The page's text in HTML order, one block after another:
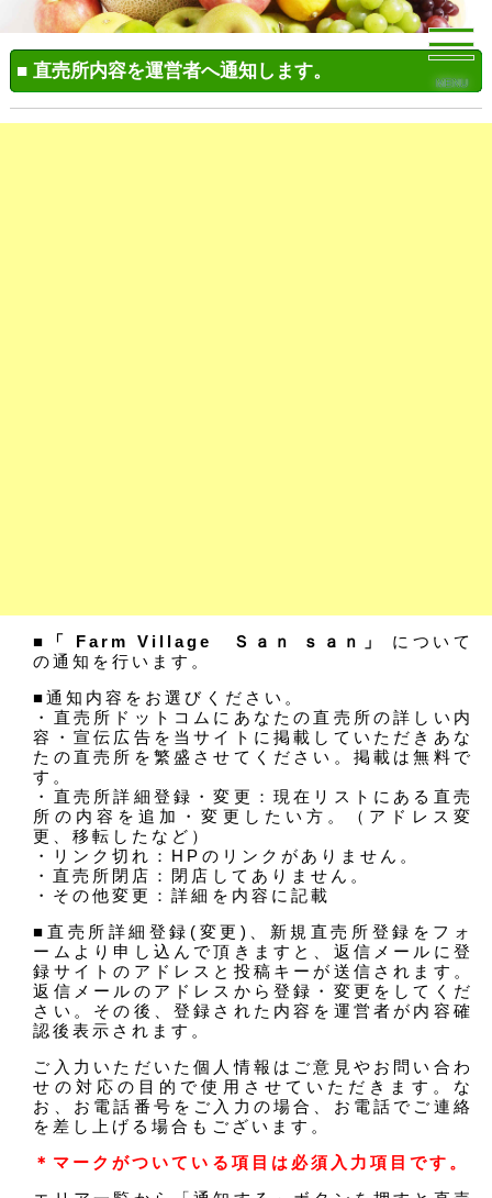
MENU
■ 直売所内容を運営者へ通知します。
■「 Farm Village Ｓａｎ ｓａｎ」 について
の通知を行います。
■通知内容をお選びください。
・直売所ドットコムにあなたの直売所の詳しい内
容・宣伝広告を当サイトに掲載していただきあな
たの直売所を繁盛させてください。掲載は無料で
す。
・直売所詳細登録・変更：現在リストにある直売
所の内容を追加・変更したい方。（アドレス変
更、移転したなど）
・リンク切れ：HPのリンクがありません。
・直売所閉店：閉店してありません。
・その他変更：詳細を内容に記載
■直売所詳細登録(変更)、新規直売所登録をフォ
ームより申し込んで頂きますと、返信メールに登
録サイトのアドレスと投稿キーが送信されます。
返信メールのアドレスから登録・変更をしてくだ
さい。その後、登録された内容を運営者が内容確
認後表示されます。
ご入力いただいた個人情報はご意見やお問い合わ
せの対応の目的で使用させていただきます。な
お、お電話番号をご入力の場合、お電話でご連絡
を差し上げる場合もございます。
＊マークがついている項目は必須入力項目です。